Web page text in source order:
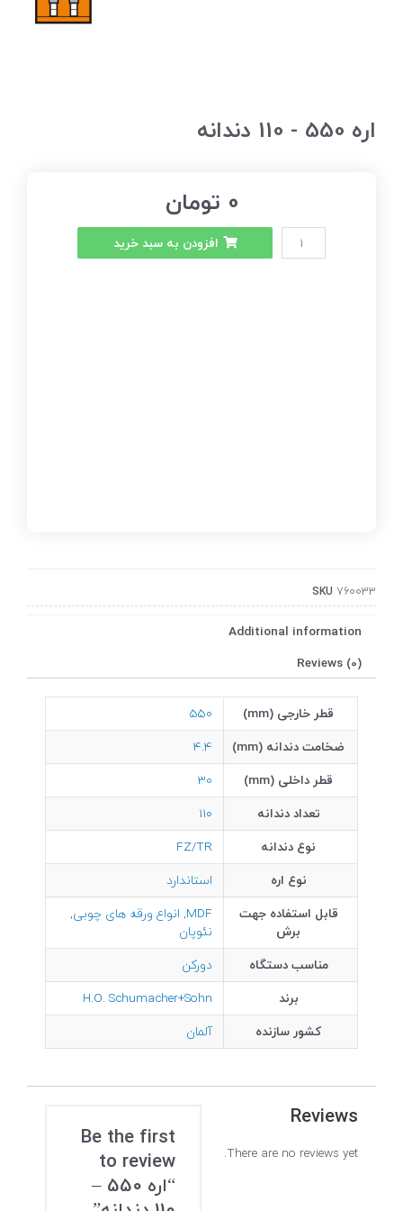
0 تومان
افزودن به سبد خرید
اره 550 - 110 دندانه
SKU 760033
Additional information
Reviews (0)
قطر خارجی (mm)
550
ضخامت دندانه (mm)
4.4
قطر داخلی (mm)
30
تعداد دندانه
110
نوع دندانه
FZ/TR
نوع اره
استاندارد
قابل استفاده جهت
برش
MDF
, انواع ورقه های چوبی,
نئوپان
مناسب دستگاه
دورکن
برند
H.O. Schumacher+Sohn
کشور سازنده
آلمان
Reviews
There are no reviews yet.
Be the first
to review
“اره 550 –